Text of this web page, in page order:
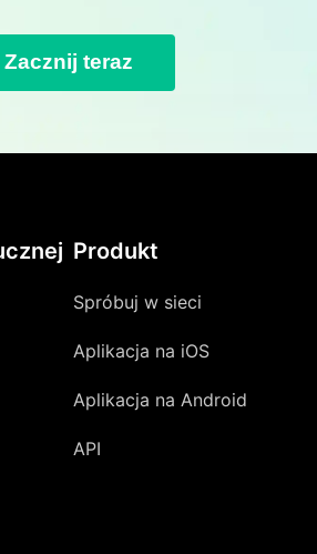
Zacznij teraz
Produkt
Spróbuj w sieci
Aplikacja na iOS
Aplikacja na Android
API